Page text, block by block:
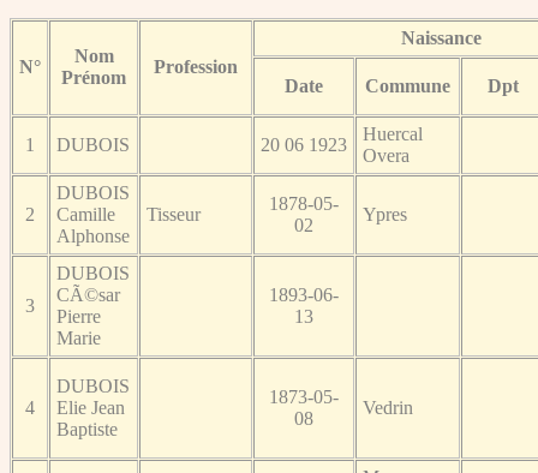
N°
Nom
Prénom
Profession
Naissance
Date Commune Dpt
1 DUBOIS 20 06 1923
Huercal
Overa
2
DUBOIS
Camille
Alphonse
Tisseur
1878-05-
02
Ypres
3
DUBOIS
CÃ©sar
Pierre
Marie
1893-06-
13
4
DUBOIS
Elie Jean
Baptiste
1873-05-
08
Vedrin